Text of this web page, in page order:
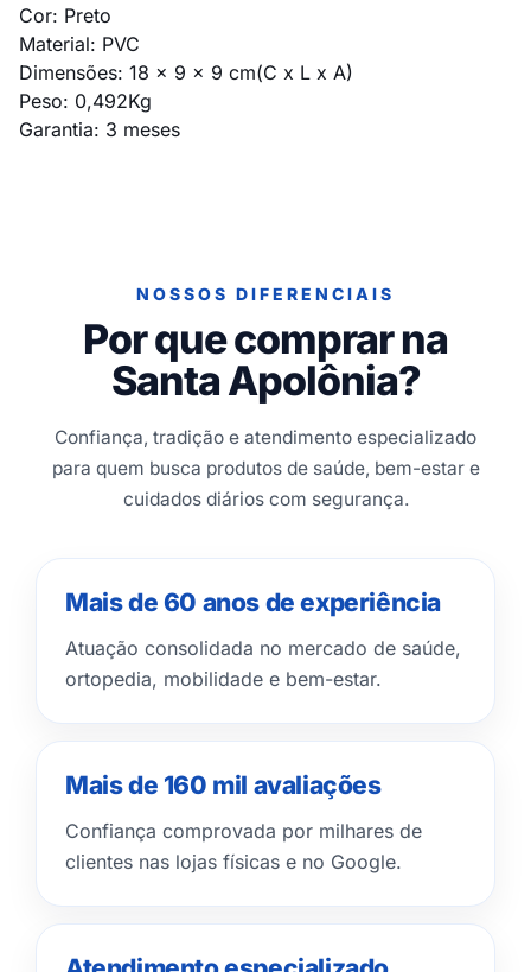
Cor: Preto
Material: PVC
Dimensões: 18 x 9 x 9 cm(C x L x A)
Peso: 0,492Kg
Garantia: 3 meses
NOSSOS DIFERENCIAIS
Por que comprar na
Santa Apolônia?
Confiança, tradição e atendimento especializado
para quem busca produtos de saúde, bem-estar e
cuidados diários com segurança.
Mais de 60 anos de experiência
Atuação consolidada no mercado de saúde,
ortopedia, mobilidade e bem-estar.
Mais de 160 mil avaliações
Confiança comprovada por milhares de
clientes nas lojas físicas e no Google.